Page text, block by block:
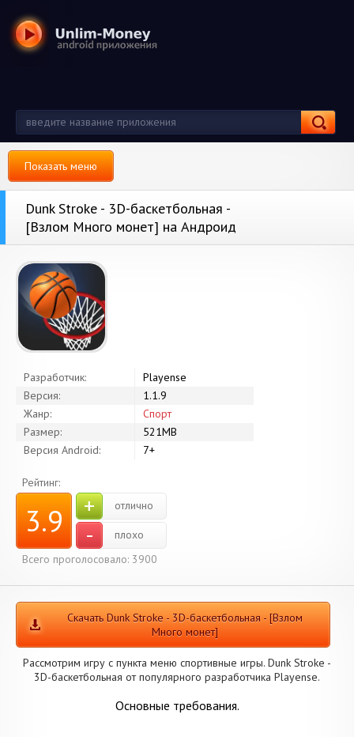
Показать меню
Dunk Stroke - 3D-баскетбольная -
[Взлом Много монет] на Андроид
Разработчик:
Playense
Версия:
1.1.9
Жанр:
Спорт
Размер:
521MB
Версия Android:
7+
Рейтинг:
3.9 + отлично
-
плохо
Всего проголосовало: 3900
Скачать Dunk Stroke - 3D-баскетбольная - [Взлом
Много монет]
Рассмотрим игру с пункта меню спортивные игры. Dunk Stroke -
3D-баскетбольная от популярного разработчика Playense.
Основные требования.